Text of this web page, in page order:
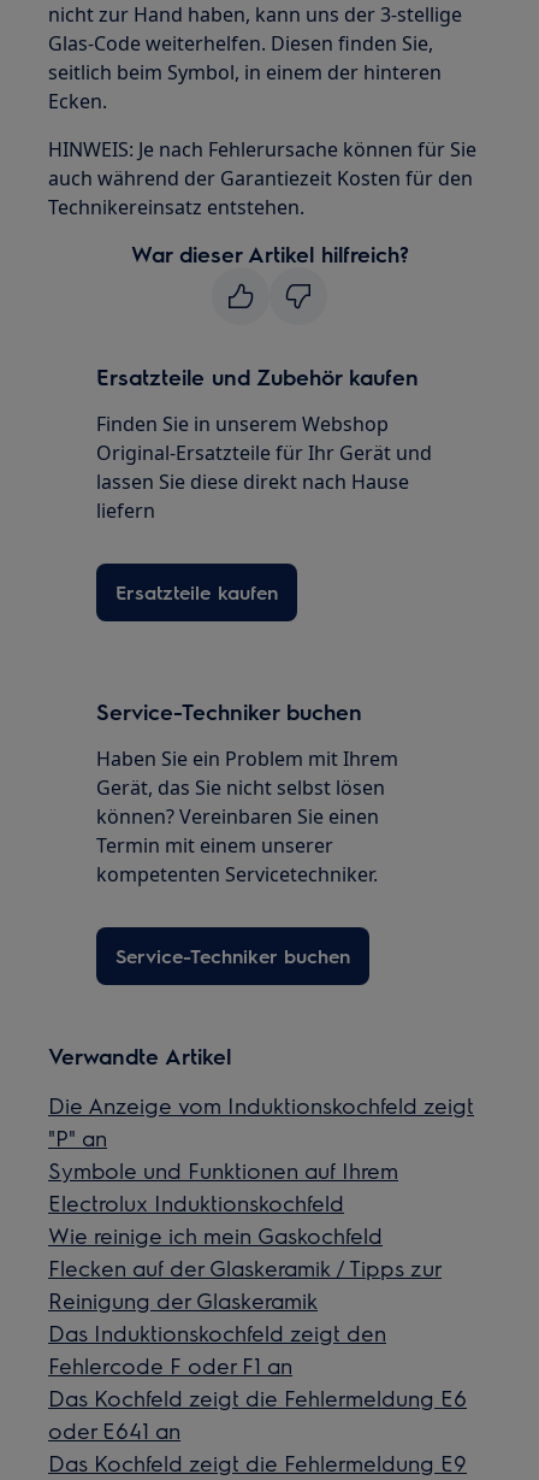
nicht zur Hand haben, kann uns der 3-stellige
Glas-Code weiterhelfen. Diesen finden Sie,
seitlich beim Symbol, in einem der hinteren
Ecken.
HINWEIS: Je nach Fehlerursache können für Sie
auch während der Garantiezeit Kosten für den
Technikereinsatz entstehen.
War dieser Artikel hilfreich?
Ersatzteile und Zubehör kaufen
Finden Sie in unserem Webshop
Original-Ersatzteile für Ihr Gerät und
lassen Sie diese direkt nach Hause
liefern
Ersatzteile kaufen
Service-Techniker buchen
Haben Sie ein Problem mit Ihrem
Gerät, das Sie nicht selbst lösen
können? Vereinbaren Sie einen
Termin mit einem unserer
kompetenten Servicetechniker.
Service-Techniker buchen
Verwandte Artikel
Die Anzeige vom Induktionskochfeld zeigt
"P" an
Symbole und Funktionen auf Ihrem
Electrolux Induktionskochfeld
Wie reinige ich mein Gaskochfeld
Flecken auf der Glaskeramik / Tipps zur
Reinigung der Glaskeramik
Das Induktionskochfeld zeigt den
Fehlercode F oder F1 an
Das Kochfeld zeigt die Fehlermeldung E6
oder E641 an
Das Kochfeld zeigt die Fehlermeldung E9